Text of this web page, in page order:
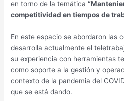
en torno de la temática
competitividad en tiempos de
En este espacio se abordaron las
desarrolla actualmente el
su experiencia con herramientas
como soporte a la gestión y
contexto de la pandemia del
que se está dando.